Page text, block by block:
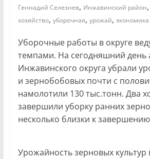
Геннадий Селезнев, Инжавинский район,
хозяйство, уборочная, урожай, экономика
Уборочные работы в округе
темпами. На сегодняшний день
Инжавинского округа убрали
и зернобобовых почти с
намолотили 130 тыс.тонн. Два
завершили уборку ранних
несколько близки к
Урожайность зерновых культур